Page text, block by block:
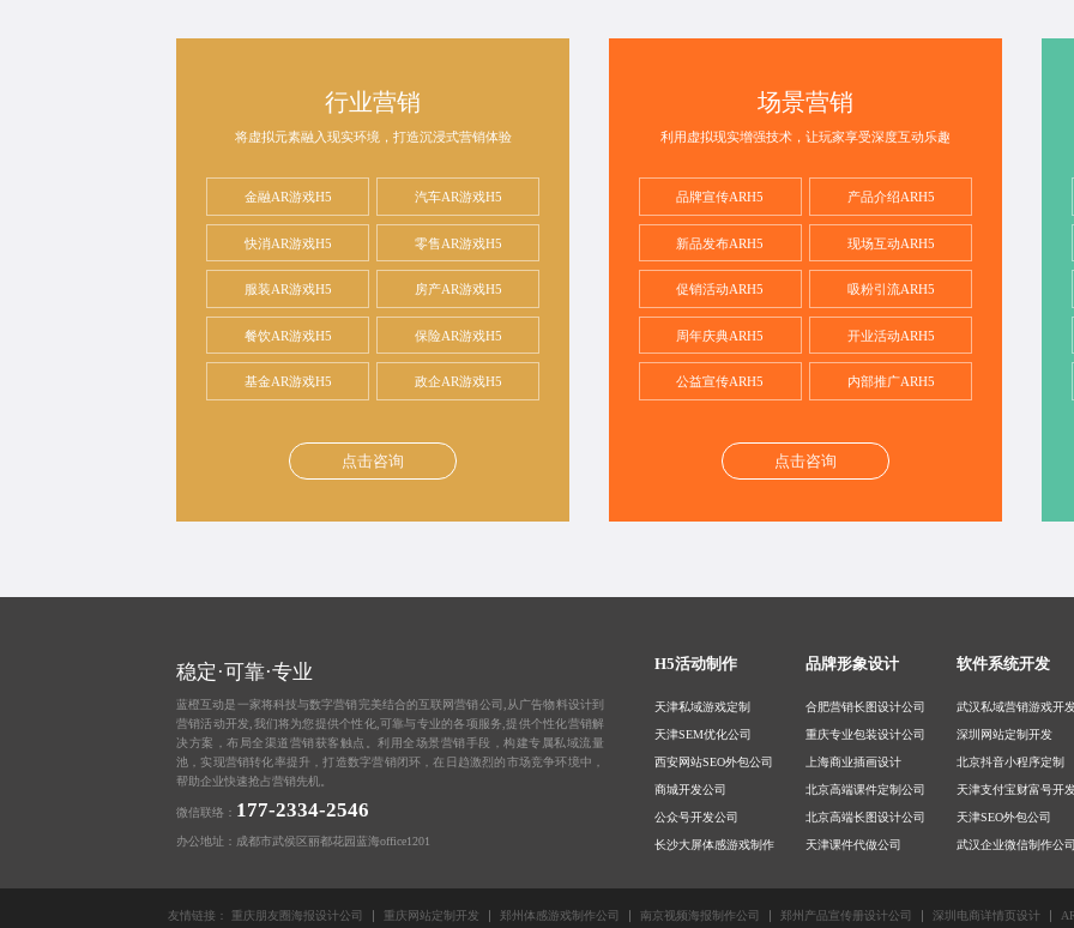
行业营销
将虚拟元素融入现实环境，打造沉浸式营销体验
金融AR游戏H5 汽车AR游戏H5
快消AR游戏H5 零售AR游戏H5
服装AR游戏H5 房产AR游戏H5
餐饮AR游戏H5 保险AR游戏H5
基金AR游戏H5 政企AR游戏H5
点击咨询
场景营销
利用虚拟现实增强技术，让玩家享受深度互动乐趣
品牌宣传ARH5 产品介绍ARH5
新品发布ARH5 现场互动ARH5
促销活动ARH5 吸粉引流ARH5
周年庆典ARH5 开业活动ARH5
公益宣传ARH5 内部推广ARH5
点击咨询
稳定·可靠·专业
蓝橙互动是一家将科技与数字营销完美结合的互联网营销公司,从 广告物料设计到
营销活动开发,我们将为您提供个性化,可靠与专业的各项服务,提供个性化营销解
决方案，布局全渠道营销获客触点。利用全场景营销手段，构建专属私域流量
池，实现营销转化率提升，打造数字营销闭环，在日趋激烈的市场竞争环境中，
帮助企业快速抢占营销先机。
微信联络： 177-2334-2546
办公地址：成都市武侯区丽都花园蓝海office1201
H5活动制作
天津私域游戏定制
天津SEM优化公司
西安网站SEO外包公司
商城开发公司
公众号开发公司
长沙大屏体感游戏制作
品牌形象设计
合肥营销长图设计公司
重庆专业包装设计公司
上海商业插画设计
北京高端课件定制公司
北京高端长图设计公司
天津课件代做公司
软件系统开发
武汉私域营销游戏开
深圳网站定制开发
北京抖音小程序定制
天津支付宝财富号开
天津SEO外包公司
武汉企业微信制作公
友情链接： 重庆朋友圈海报设计公司 重庆网站定制开发 郑州体感游戏制作公司 南京视频海报制作公司 郑州产品宣传册设计公司 深圳电商详情页设计